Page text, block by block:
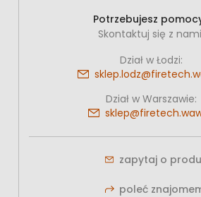
Potrzebujesz
Skontaktuj się z
Dział w Łodzi:
Dział w Warszawie:
zapytaj o
poleć